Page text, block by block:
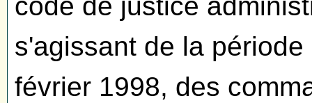
code de justice
s'agissant de la
février 1998, des